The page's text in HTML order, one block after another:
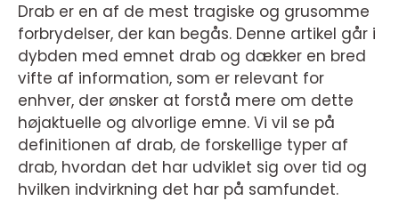
Drab er en af de mest tragiske og grusomme
forbrydelser, der kan begås. Denne artikel går i
dybden med emnet drab og dækker en bred
vifte af information, som er relevant for
enhver, der ønsker at forstå mere om dette
højaktuelle og alvorlige emne. Vi vil se på
definitionen af drab, de forskellige typer af
drab, hvordan det har udviklet sig over tid og
hvilken indvirkning det har på samfundet.